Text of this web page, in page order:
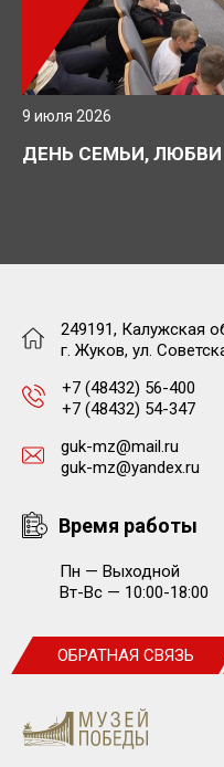
9 июля 2026
ДЕНЬ СЕМЬИ,
249191, Калужская
г. Жуков, ул.
+7 (48432) 56-400
+7 (48432) 54-347
guk-mz@mail.ru
guk-mz@yandex.ru
Время работы
Пн — Выходной
Вт-Вс — 10:00-18:00
ОБРАТНАЯ СВЯЗЬ